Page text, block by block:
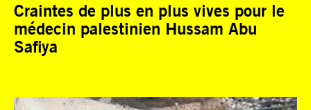
Craintes de plus en plus vives pour le
médecin palestinien Hussam Abu
Safiya